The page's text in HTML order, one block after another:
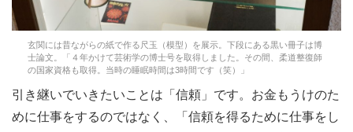
玄関には昔ながらの紙で作る尺玉（模型）を展示。下段にある黒い冊子は博
士論文。「４年かけて芸術学の博士号を取得しました。その間、柔道整復師
の国家資格も取得。当時の睡眠時間は3時間です（笑）」
引き継いでいきたいことは「信頼」です。お金もうけのた
めに仕事をするのではなく、「信頼を得るために仕事をし